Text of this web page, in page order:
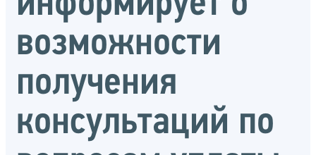
возможности
получения
консультаций по